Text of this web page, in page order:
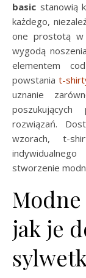
basic stanowią
każdego,
one prostotą w
wygodą
elementem
powstaniat-
uznanie
rozwiązań.
wzorach, t-
stworzenie
jak je